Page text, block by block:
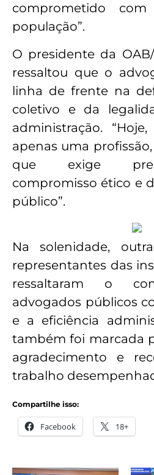
comprometido
população”.
O presidente da
ressaltou que o
linha de frente na
coletivo e da
administração.
apenas uma
que exige
compromisso ético e
público”.
Na solenidade,
representantes das
ressaltaram o
advogados públicos
e a eficiência
também foi marcada
agradecimento e
trabalho
Compartilhe isso:
Facebook 18+